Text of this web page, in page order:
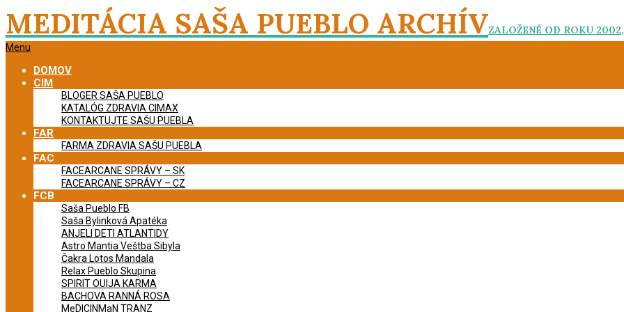
Skip
to
content
MEDITÁCIA SAŠA PUEBLO ARCHÍVZALOŽENÉ OD ROKU
Primary
Menu
Menu
DOMOV
CIM
BLOGER SAŠA PUEBLO
KATALÓG ZDRAVIA CIMAX
KONTAKTUJTE SAŠU PUEBLA
FAR
FARMA ZDRAVIA SAŠU PUEBLA
FAC
FACEARCANE SPRÁVY – SK
FACEARCANE SPRÁVY – CZ
FCB
Saša Pueblo FB
Saša Bylinková Apatéka
ANJELI DETI ATLANTIDY
Astro Mantia Veštba Sibyla
Čakra Lotos Mandala
Relax Pueblo Skupina
SPIRIT OUIJA KARMA
BACHOVA RANNÁ ROSA
MeDICINMaN TRANZ